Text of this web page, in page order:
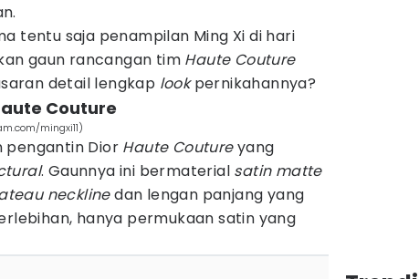
tentu saja penampilan Ming Xi di hari
gaun rancangan tim Haute Couture
detail lengkap lookpernikahannya?
Couture
mingxi11)
pengantin Dior Haute Coutureyang
. Gaunnya ini bermaterial satin matte
necklinedan lengan panjang yang
hanya permukaan satin yang